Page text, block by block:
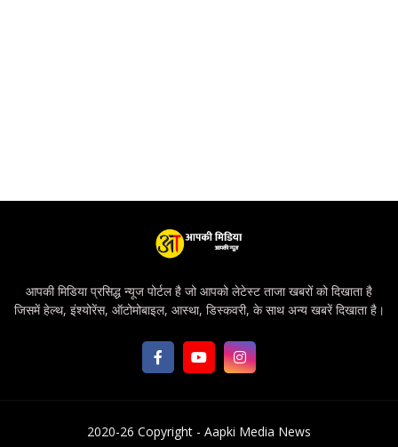
आपकी मिडिया प्रसिद्ध न्यूज पोर्टल है जो आपको लेटेस्ट ताजा खबरों को दिखाता है
जिसमें हेल्थ, इंश्योरेंस, ऑटोमोबाइल, आस्था, डिस्कवरी, के साथ अन्य खबरें दिखाता है।
2020-26 Copyright - Aapki Media News